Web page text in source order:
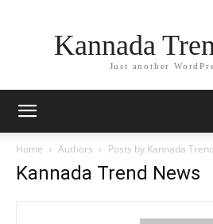
Kannada
Just another
Home Authors Posts by Kannada
Kannada Trend News